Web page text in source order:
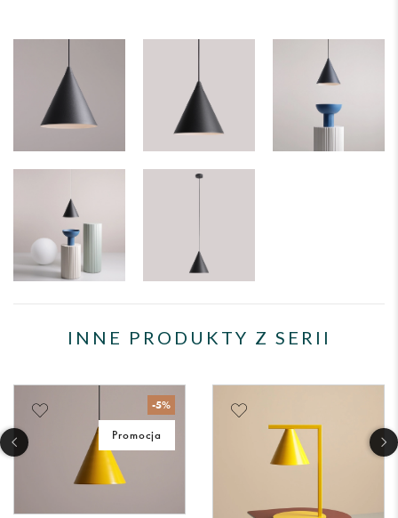
INNE PRODUKTY Z SERII
-5%
Promocja